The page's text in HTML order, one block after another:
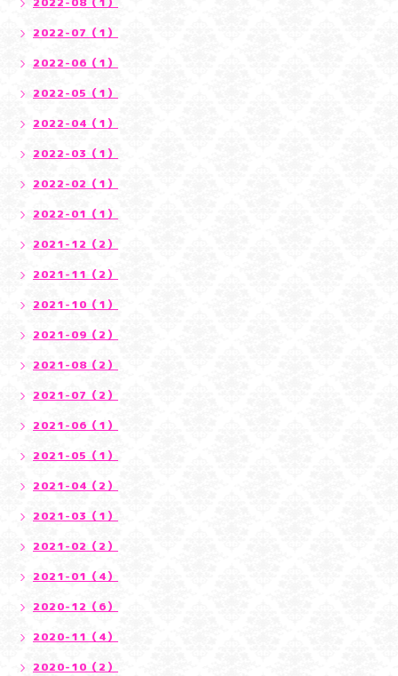
2022-07（1）
2022-06（1）
2022-05（1）
2022-04（1）
2022-03（1）
2022-02（1）
2022-01（1）
2021-12（2）
2021-11（2）
2021-10（1）
2021-09（2）
2021-08（2）
2021-07（2）
2021-06（1）
2021-05（1）
2021-04（2）
2021-03（1）
2021-02（2）
2021-01（4）
2020-12（6）
2020-11（4）
2020-10（2）